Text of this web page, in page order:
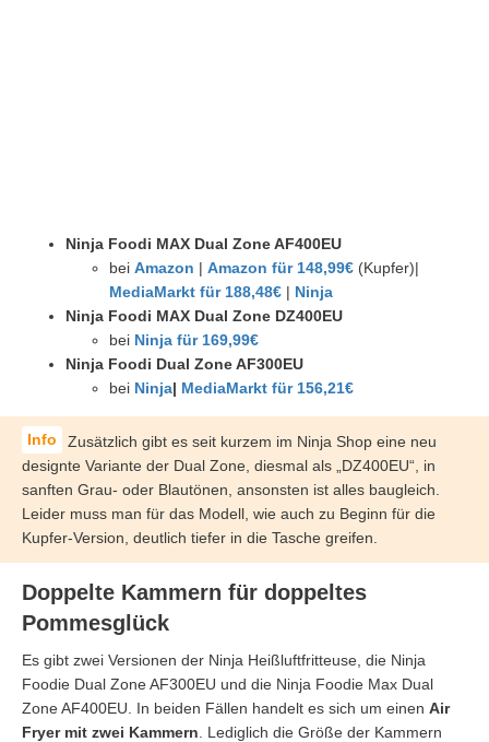
Ninja Foodi MAX Dual Zone AF400EU
bei Amazon | Amazon für 148,99€ (Kupfer)|
MediaMarkt für 188,48€ | Ninja
Ninja Foodi MAX Dual Zone DZ400EU
bei Ninja für 169,99€
Ninja Foodi Dual Zone AF300EU
bei Ninja| MediaMarkt für 156,21€
Zusätzlich gibt es seit kurzem im Ninja Shop eine neu
designte Variante der Dual Zone, diesmal als „DZ400EU“, in
sanften Grau- oder Blautönen, ansonsten ist alles baugleich.
Leider muss man für das Modell, wie auch zu Beginn für die
Kupfer-Version, deutlich tiefer in die Tasche greifen.
Doppelte Kammern für doppeltes
Pommesglück
Es gibt zwei Versionen der Ninja Heißluftfritteuse, die Ninja
Foodie Dual Zone AF300EU und die Ninja Foodie Max Dual
Zone AF400EU. In beiden Fällen handelt es sich um einen Air
Fryer mit zwei Kammern . Lediglich die Größe der Kammern